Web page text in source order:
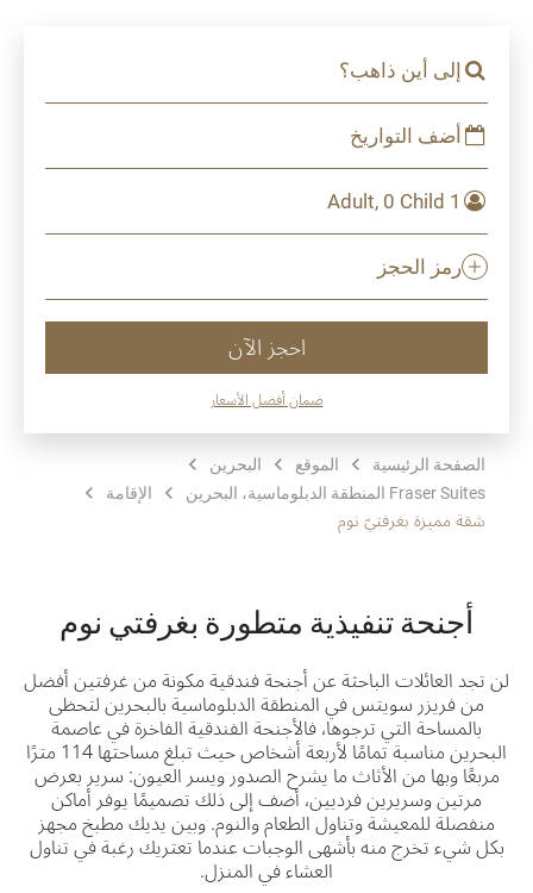
إلى أين ذاهب؟
أضف التواريخ
1 Adult, 0 Child
رمز الحجز
احجز الآن
ضمان أفضل الأسعار
الصفحة الرئيسية الموقع
البحرين
Fraser Suites المنطقة الدبلوماسية، البحرين
الإقامة
شقة مميزة بغرفتيّ نوم
أجنحة تنفيذية متطورة بغرفتي نوم
لن تجد العائلات الباحثة عن أجنحة فندقية مكونة من غرفتين أفضل
من فريزر سويتس في المنطقة الدبلوماسية بالبحرين لتحظى
بالمساحة التي ترجوها، فالأجنحة الفندقية الفاخرة في عاصمة
البحرين مناسبة تمامًا لأربعة أشخاص حيث تبلغ مساحتها 114 مترًا
مربعًا وبها من الأثاث ما يشرح الصدور ويسر العيون: سرير بعرض
مرتين وسريرين فرديين، أضف إلى ذلك تصميمًا يوفر أماكن
منفصلة للمعيشة وتناول الطعام والنوم. وبين يديك مطبخ مجهز
بكل شيء تخرج منه بأشهى الوجبات عندما تعتريك رغبة في تناول
العشاء في المنزل.